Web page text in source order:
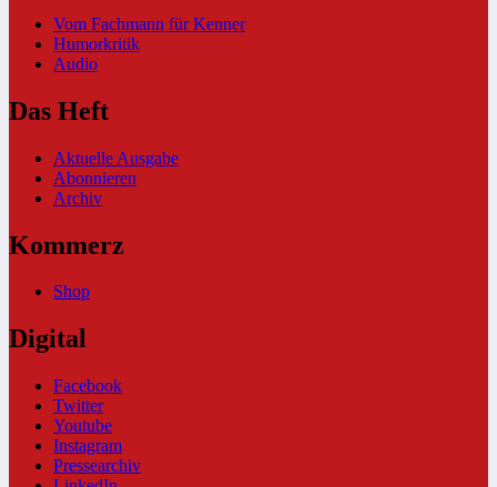
Vom Fachmann für Kenner
Humorkritik
Audio
Das Heft
Aktuelle Ausgabe
Abonnieren
Archiv
Kommerz
Shop
Digital
Facebook
Twitter
Youtube
Instagram
Pressearchiv